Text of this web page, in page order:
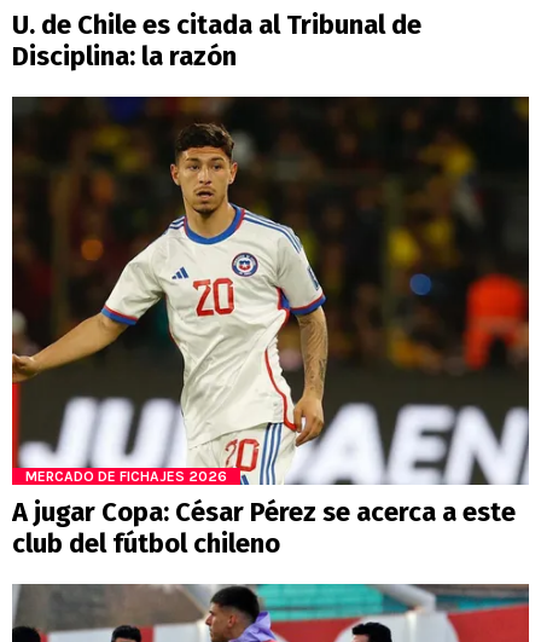
U. de Chile es citada al Tribunal de
Disciplina: la razón
MERCADO DE FICHAJES 2026
A jugar Copa: César Pérez se acerca a este
club del fútbol chileno